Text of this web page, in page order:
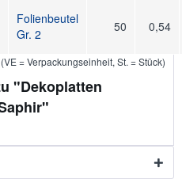
Folienbeutel
Gr. 2
50 0,54
(VE = Verpackungseinheit, St. = Stück)
"Dekoplatten